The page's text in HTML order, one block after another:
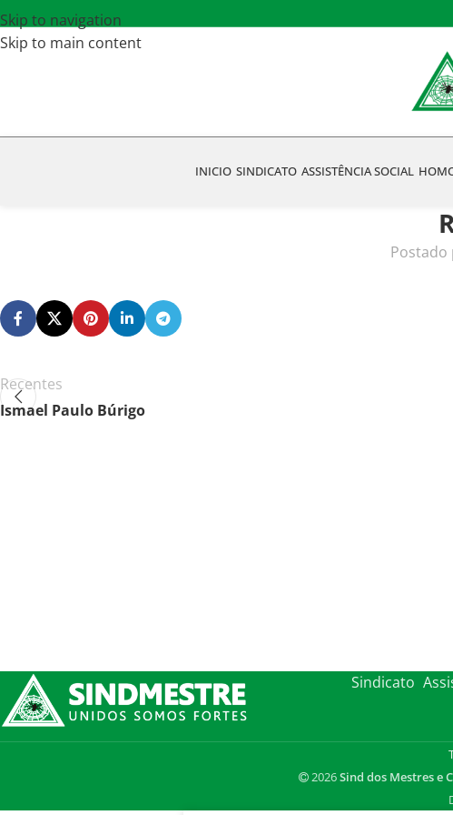
Skip to navigation
Skip to main content
INICIO SINDICATO ASSISTÊNCIA SOCIAL
Postado
Recentes
Ismael Paulo Búrigo
Sindicato
2026Sind dos Mestres e